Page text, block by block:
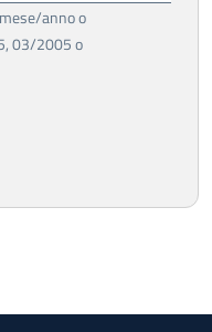
anno o
03/2005 o